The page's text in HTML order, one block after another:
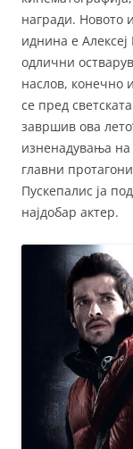
награди. Новото
иднина е Алексеј
одлични
наслов, конечно
се пред
завршив ова
изненадувања на
главни
Пускепалис ја
најдобар актер.